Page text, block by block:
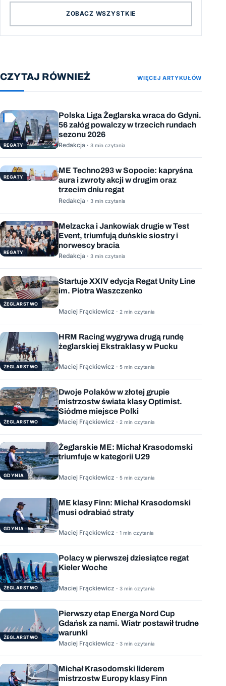
ZOBACZ WSZYSTKIE
CZYTAJ RÓWNIEŻ WIĘCEJ ARTYKUŁÓW
REGATY
Polska Liga Żeglarska wraca do Gdyni.
56 załóg powalczy w trzecich rundach
sezonu 2026
Redakcja · 3 min czytania
REGATY
ME Techno293 w Sopocie: kapryśna
aura i zwroty akcji w drugim oraz
trzecim dniu regat
Redakcja · 3 min czytania
REGATY
Melzacka i Jankowiak drugie w Test
Event, triumfują duńskie siostry i
norwescy bracia
Redakcja · 3 min czytania
ŻEGLARSTWO
Startuje XXIV edycja Regat Unity Line
im. Piotra Waszczenko
Maciej Frąckiewicz · 2 min czytania
ŻEGLARSTWO
HRM Racing wygrywa drugą rundę
żeglarskiej Ekstraklasy w Pucku
Maciej Frąckiewicz · 5 min czytania
ŻEGLARSTWO
Dwoje Polaków w złotej grupie
mistrzostw świata klasy Optimist.
Siódme miejsce Polki
Maciej Frąckiewicz · 2 min czytania
GDYNIA
Żeglarskie ME: Michał Krasodomski
triumfuje w kategorii U29
Maciej Frąckiewicz · 5 min czytania
GDYNIA
ME klasy Finn: Michał Krasodomski
musi odrabiać straty
Maciej Frąckiewicz · 1 min czytania
ŻEGLARSTWO
Polacy w pierwszej dziesiątce regat
Kieler Woche
Maciej Frąckiewicz · 3 min czytania
ŻEGLARSTWO
Pierwszy etap Energa Nord Cup
Gdańsk za nami. Wiatr postawił trudne
warunki
Maciej Frąckiewicz · 3 min czytania
Michał Krasodomski liderem
mistrzostw Europy klasy Finn